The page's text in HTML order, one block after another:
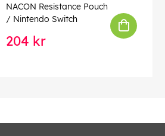
NACON Resistance Pouch
/ Nintendo Switch
204 kr